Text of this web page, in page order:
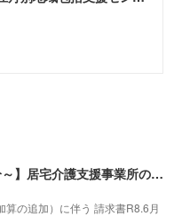
【重要：請求書の変更_R8.6月分～】居宅介護支援事業所の皆様へ
の追加）に伴う 請求書R8.6月